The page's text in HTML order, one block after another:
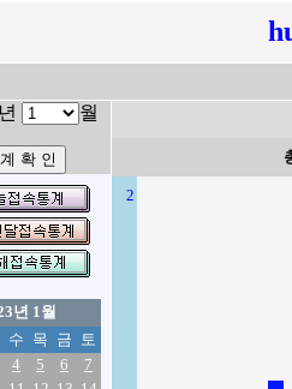
년 월
년 1월
수 목 금 토
4 5 6
7
2